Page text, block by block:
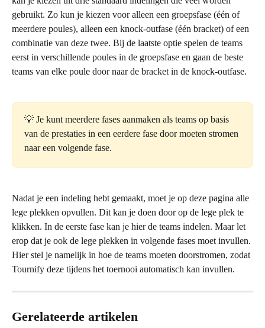
gebruikt. Zo kun je kiezen voor alleen een groepsfase (één of
meerdere poules), alleen een knock-outfase (één bracket) of een
combinatie van deze twee. Bij de laatste optie spelen de teams
eerst in verschillende poules in de groepsfase en gaan de beste
teams van elke poule door naar de bracket in de knock-outfase.
💡 Je kunt meerdere fases aanmaken als teams op basis
van de prestaties in een eerdere fase door moeten stromen
naar een volgende fase.
Nadat je een indeling hebt gemaakt, moet je op deze pagina alle
lege plekken opvullen. Dit kan je doen door op de lege plek te
klikken. In de eerste fase kan je hier de teams indelen. Maar let
erop dat je ook de lege plekken in volgende fases moet invullen.
Hier stel je namelijk in hoe de teams moeten doorstromen, zodat
Tournify deze tijdens het toernooi automatisch kan invullen.
Gerelateerde artikelen